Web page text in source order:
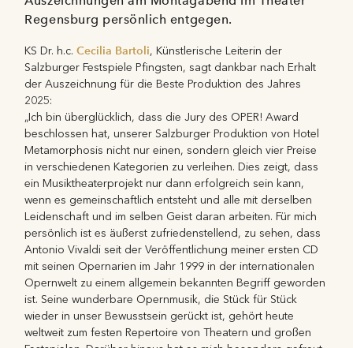
Abonnements
Karteninformation
Gutscheine
Regensburg persönlich entgegen.
KS Dr. h.c.Cecilia Bartoli, Künstlerische Leiterin der
Salzburger Festspiele Pfingsten, sagt dankbar nach Erhalt
der Auszeichnung für die Beste Produktion des Jahres
2025:
„Ich bin überglücklich, dass die Jury des OPER! Award
beschlossen hat, unserer Salzburger Produktion von Hotel
Metamorphosis nicht nur einen, sondern gleich vier Preise
in verschiedenen Kategorien zu verleihen. Dies zeigt, dass
ein Musiktheaterprojekt nur dann erfolgreich sein kann,
wenn es gemeinschaftlich entsteht und alle mit derselben
Leidenschaft und im selben Geist daran arbeiten. Für mich
persönlich ist es äußerst zufriedenstellend, zu sehen, dass
Antonio Vivaldi seit der Veröffentlichung meiner ersten CD
mit seinen Opernarien im Jahr 1999 in der internationalen
Opernwelt zu einem allgemein bekannten Begriff geworden
ist. Seine wunderbare Opernmusik, die Stück für Stück
wieder in unser Bewusstsein gerückt ist, gehört heute
weltweit zum festen Repertoire von Theatern und großen